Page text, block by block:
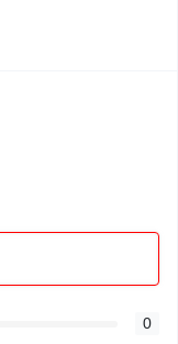
0